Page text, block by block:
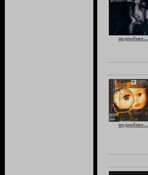
подробнее...
подробнее...